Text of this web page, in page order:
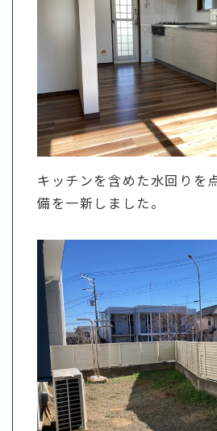
キッチンを含めた水回りを
備を一新しました。